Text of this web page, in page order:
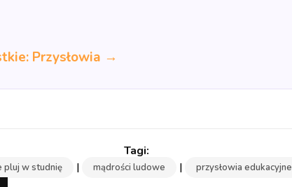
Przysłowia →
pluj w studnię | mądrości ludowe | przysłowia edukacyjne